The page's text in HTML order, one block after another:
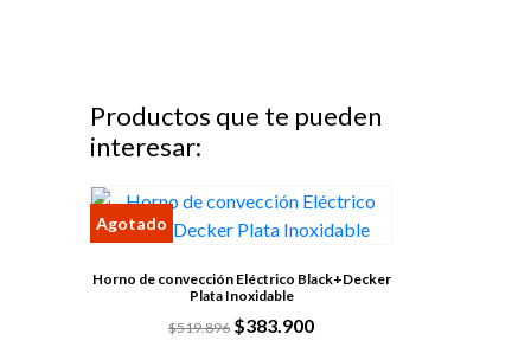
Productos que te pueden
interesar:
Horno de convección Eléctrico Black+Decker
Plata Inoxidable
$519.896 $383.900